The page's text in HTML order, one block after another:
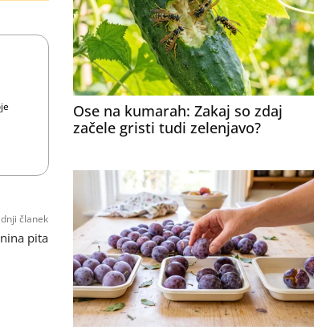
članek
pita
Ose na kumarah: Zakaj so zdaj
začele gristi tudi zelenjavo?